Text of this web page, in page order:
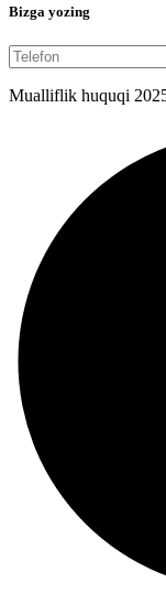
Bizga yozing
Mualliflik huquqi